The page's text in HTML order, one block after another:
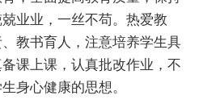
业业，一丝不苟。热爱教
教书育人，注意培养学生具
课上课，认真批改作业，不
身心健康的思想。